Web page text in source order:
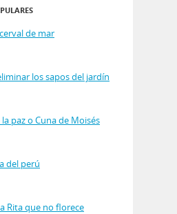
de mar
los sapos del jardín
paz o Cuna de Moisés
del perú
Rita que no florece